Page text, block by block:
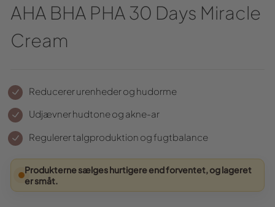
AHA BHA PHA 30 Days Miracle
Cream
Reducerer urenheder og hudorme
Udjævner hudtone og akne-ar
Regulerer talgproduktion og fugtbalance
Produkterne sælges hurtigere end forventet, og lageret
er småt.